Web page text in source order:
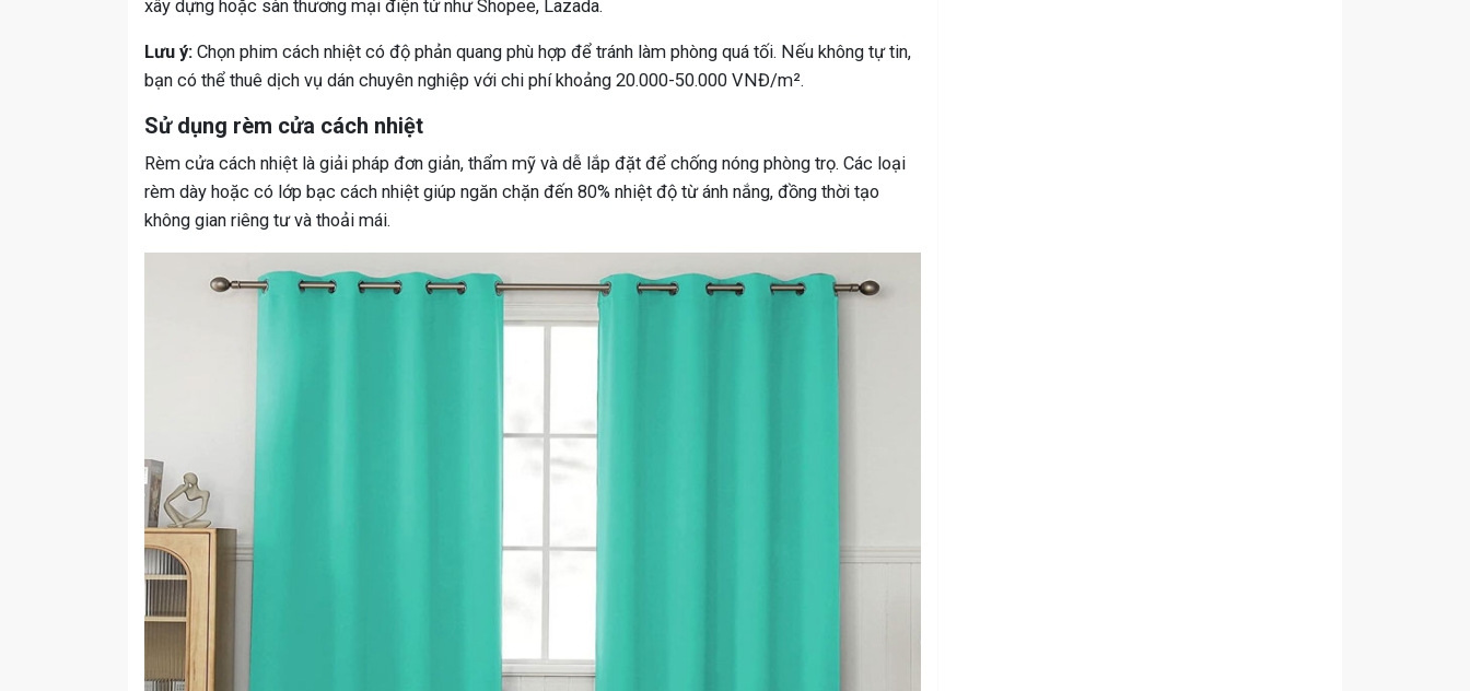
xây dựng hoặc sàn thương mại điện tử như Shopee, Lazada.
Lưu ý: Chọn phim cách nhiệt có độ phản quang phù hợp để tránh làm phòng quá tối. Nếu không tự tin,
bạn có thể thuê dịch vụ dán chuyên nghiệp với chi phí khoảng 20.000-50.000 VNĐ/m².
Sử dụng rèm cửa cách nhiệt
Rèm cửa cách nhiệt là giải pháp đơn giản, thẩm mỹ và dễ lắp đặt để chống nóng phòng trọ. Các loại
rèm dày hoặc có lớp bạc cách nhiệt giúp ngăn chặn đến 80% nhiệt độ từ ánh nắng, đồng thời tạo
không gian riêng tư và thoải mái.